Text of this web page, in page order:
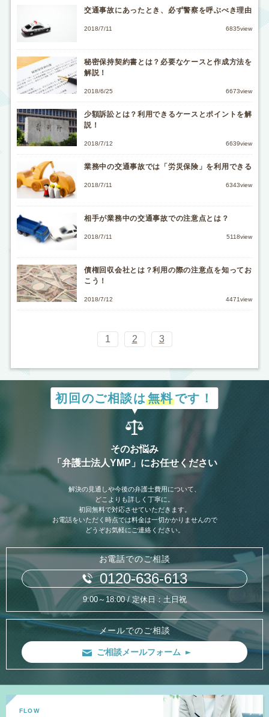
交通事故にあったとき、必ず警察を呼ぶべき理由
2018/7/11 6835view
秘密保持契約書とは？必要なケースと作成方法を
解説！
2018/6/25 6673view
少額訴訟とは？利用できるケースとポイントを解
説！
2018/7/12 6639view
業務中の交通事故では「労災保険」を利用できる
2018/7/11 6343view
相手が業務中の交通事故での注意点とは？
2018/7/11 5118view
債権回収会社とは？利用の際の注意点を知ってお
こう！
2018/7/12 4471view
1 2 3
初回のご相談は無料です！
そのお悩み
「弁護士法人YMP」にお任せください
解決の見通しや今後の弁護士費用について、
どこよりも詳しく丁寧に。
初回無料で対応させていただきます。
お電話をいただく時点では料金は一切かかりませんので
どうぞお気軽にご連絡ください。
お電話でのご相談
0120-636-613
9:00～18:00 / 定休日：土日祝
メールでのご相談
ご相談メールフォーム
FLOW